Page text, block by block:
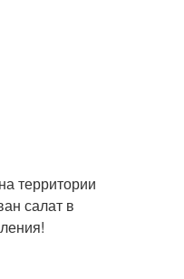
территории
салат в